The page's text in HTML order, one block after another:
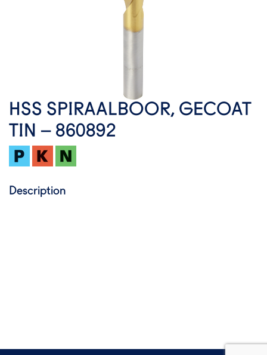
HSS SPIRAALBOOR, GECOAT
TIN – 860892
Description